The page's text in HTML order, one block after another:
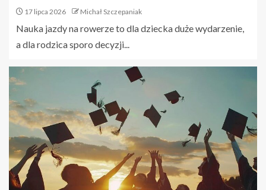
17 lipca 2026 Michał Szczepaniak
Nauka jazdy na rowerze to dla dziecka duże wydarzenie,
a dla rodzica sporo decyzji...